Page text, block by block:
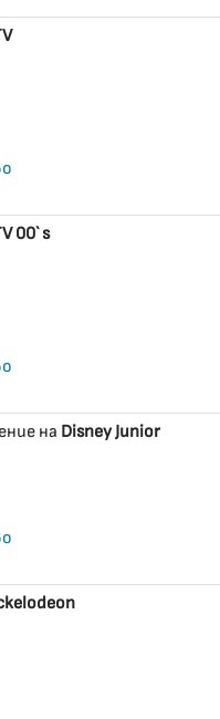
00` s
на Disney Junior